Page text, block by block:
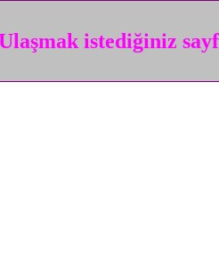
istediğiniz